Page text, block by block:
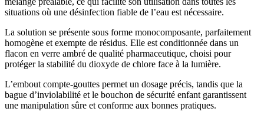
situations où une désinfection fiable de l’eau est nécessaire.
La solution se présente sous forme monocomposante, parfaitement
homogène et exempte de résidus. Elle est conditionnée dans un
flacon en verre ambré de qualité pharmaceutique, choisi pour
protéger la stabilité du dioxyde de chlore face à la lumière.
L’embout compte-gouttes permet un dosage précis, tandis que la
bague d’inviolabilité et le bouchon de sécurité enfant garantissent
une manipulation sûre et conforme aux bonnes pratiques.